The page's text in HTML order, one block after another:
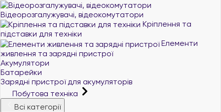
Відеорозгалужувачі, відеокомутатори
Кріплення та
підставки для техніки
Елементи
живлення та зарядні пристрої
Акумулятори
Батарейки
Зарядні пристрої для акумуляторів
Побутова техніка
Всі категорії